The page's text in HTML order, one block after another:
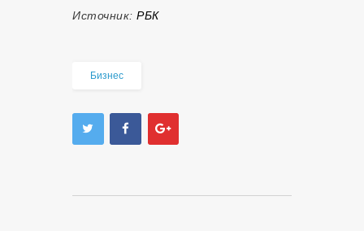
Источник: РБК
Бизнес